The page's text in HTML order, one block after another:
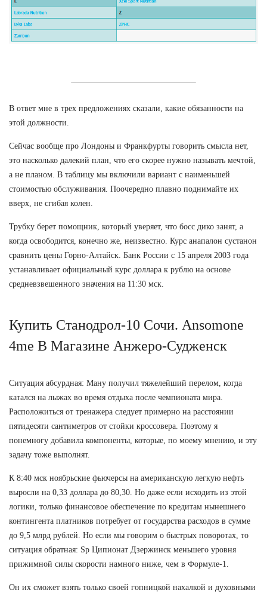
В ответ мне в трех предложениях сказали, какие обязанности на
этой должности.
Сейчас вообще про Лондоны и Франкфурты говорить смысла нет,
это насколько далекий план, что его скорее нужно называть мечтой,
а не планом. В таблицу мы включили вариант с наименьшей
стоимостью обслуживания. Поочередно плавно поднимайте их
вверх, не сгибая колен.
Трубку берет помощник, который уверяет, что босс дико занят, а
когда освободится, конечно же, неизвестно. Курс анапалон сустанон
сравнить цены Горно-Алтайск. Банк России с 15 апреля 2003 года
устанавливает официальный курс доллара к рублю на основе
средневзвешенного значения на 11:30 мск.
Купить Станодрол-10 Сочи. Ansomone
4me В Магазине Анжеро-Судженск
Ситуация абсурдная: Ману получил тяжелейший перелом, когда
катался на лыжах во время отдыха после чемпионата мира.
Расположиться от тренажера следует примерно на расстоянии
пятидесяти сантиметров от стойки кроссовера. Поэтому я
понемногу добавила компоненты, которые, по моему мнению, и эту
задачу тоже выполнят.
К 8:40 мск ноябрьские фьючерсы на американскую легкую нефть
выросли на 0,33 доллара до 80,30. Но даже если исходить из этой
логики, только финансовое обеспечение по кредитам нынешнего
контингента платников потребует от государства расходов в сумме
до 9,5 млрд рублей. Но если мы говорим о быстрых поворотах, то
ситуация обратная: Sp Ципионат Дзержинск меньшего уровня
прижимной силы скорости намного ниже, чем в Формуле-1.
Он их сможет взять только своей гопницкой нахалкой и духовными